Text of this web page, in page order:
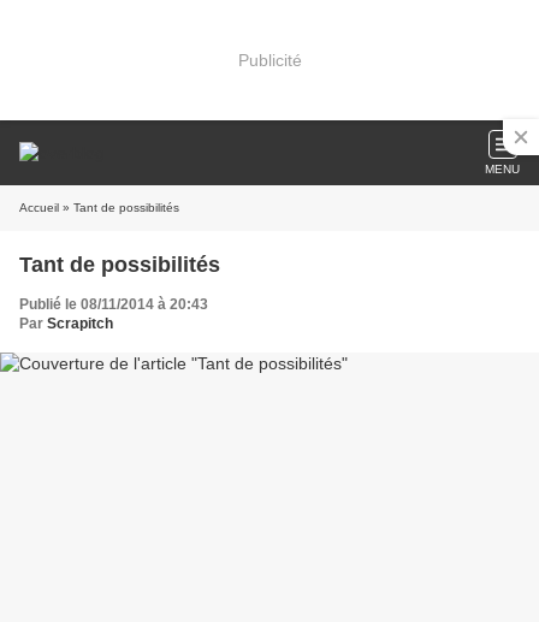
Publicité
MENU
Accueil » Tant de possibilités
Tant de possibilités
Publié le 08/11/2014 à 20:43
Par Scrapitch